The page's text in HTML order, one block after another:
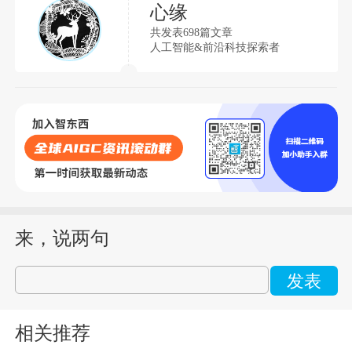
心缘
共发表698篇文章
人工智能&前沿科技探索者
来，说两句
发表
相关推荐